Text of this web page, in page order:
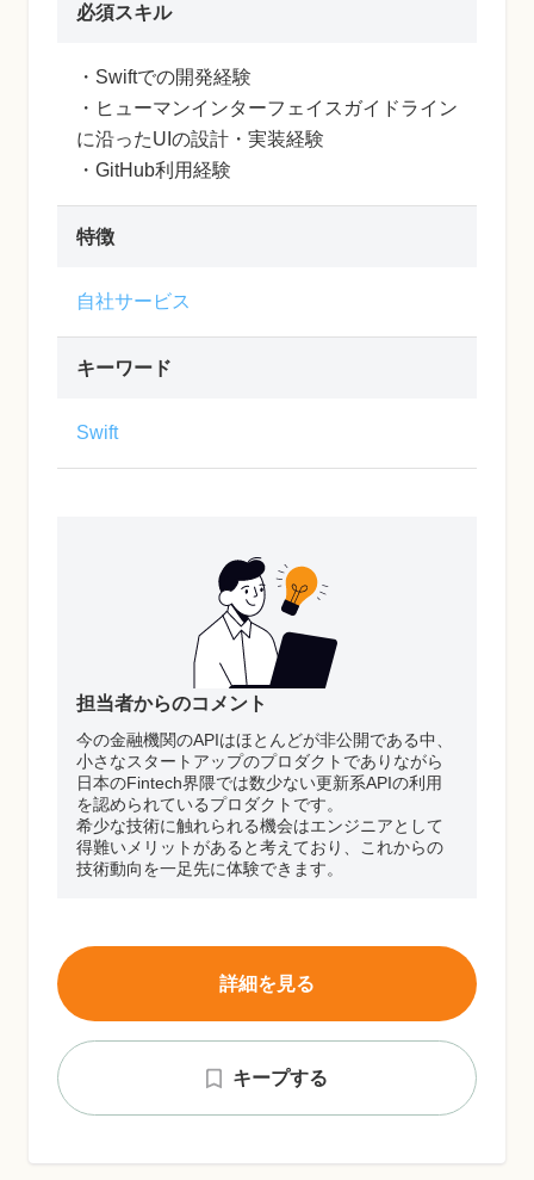
必須スキル
・Swiftでの開発経験
・ヒューマンインターフェイスガイドライン
に沿ったUIの設計・実装経験
・GitHub利用経験
特徴
自社サービス
キーワード
Swift
担当者からのコメント
今の金融機関のAPIはほとんどが非公開である中、
小さなスタートアップのプロダクトでありながら
日本のFintech界隈では数少ない更新系APIの利用
を認められているプロダクトです。
希少な技術に触れられる機会はエンジニアとして
得難いメリットがあると考えており、これからの
技術動向を一足先に体験できます。
キープする
詳細を見る